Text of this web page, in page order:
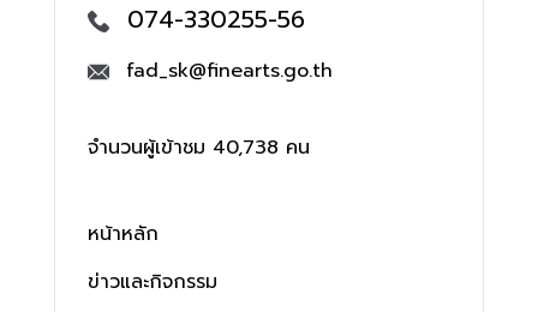
074-330255-56
fad_sk@finearts.go.th
จำนวนผู้เข้าชม 40,738 คน
หน้าหลัก
ข่าวและกิจกรรม